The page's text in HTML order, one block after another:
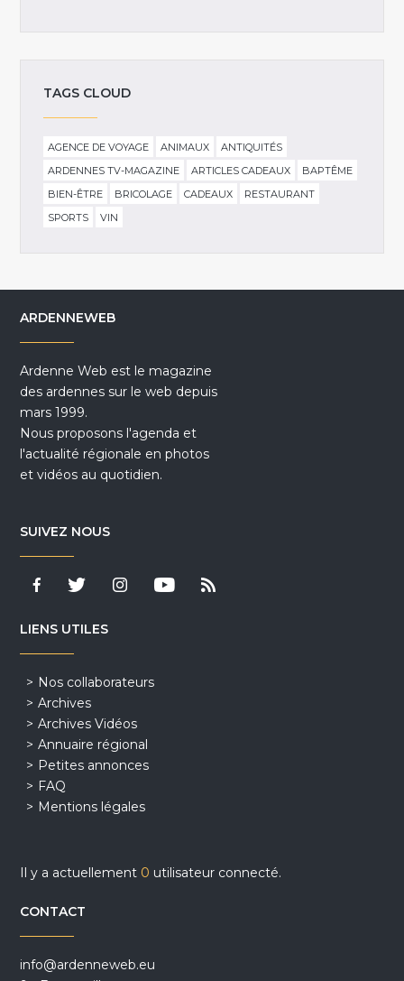
TAGS CLOUD
AGENCE DE VOYAGE ANIMAUX
ANTIQUITÉS
ARDENNES TV-MAGAZINE
ARTICLES CADEAUX
BAPTÊME
BIEN-ÊTRE
BRICOLAGE CADEAUX
RESTAURANT
SPORTS
VIN
ARDENNEWEB
Ardenne Web est le magazine
des ardennes sur le web depuis
mars 1999.
Nous proposons l'agenda et
l'actualité régionale en photos
et vidéos au quotidien.
SUIVEZ NOUS
LIENS UTILES
Nos collaborateurs
Archives
Archives Vidéos
Annuaire régional
Petites annonces
FAQ
Mentions légales
Il y a actuellement 0 utilisateur connecté.
CONTACT
info@ardenneweb.eu